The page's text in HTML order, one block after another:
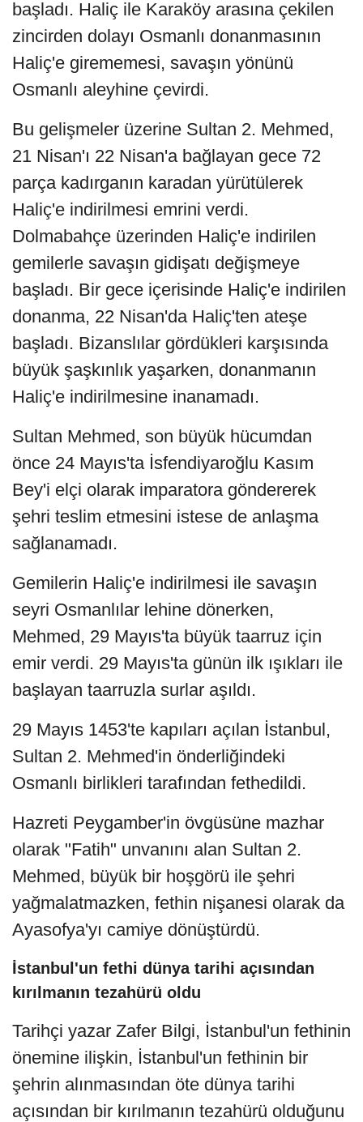
başladı. Haliç ile Karaköy arasına çekilen
zincirden dolayı Osmanlı donanmasının
Haliç'e girememesi, savaşın yönünü
Osmanlı aleyhine çevirdi.
Bu gelişmeler üzerine Sultan 2. Mehmed,
21 Nisan'ı 22 Nisan'a bağlayan gece 72
parça kadırganın karadan yürütülerek
Haliç'e indirilmesi emrini verdi.
Dolmabahçe üzerinden Haliç'e indirilen
gemilerle savaşın gidişatı değişmeye
başladı. Bir gece içerisinde Haliç'e indirilen
donanma, 22 Nisan'da Haliç'ten ateşe
başladı. Bizanslılar gördükleri karşısında
büyük şaşkınlık yaşarken, donanmanın
Haliç'e indirilmesine inanamadı.
Sultan Mehmed, son büyük hücumdan
önce 24 Mayıs'ta İsfendiyaroğlu Kasım
Bey'i elçi olarak imparatora göndererek
şehri teslim etmesini istese de anlaşma
sağlanamadı.
Gemilerin Haliç'e indirilmesi ile savaşın
seyri Osmanlılar lehine dönerken,
Mehmed, 29 Mayıs'ta büyük taarruz için
emir verdi. 29 Mayıs'ta günün ilk ışıkları ile
başlayan taarruzla surlar aşıldı.
29 Mayıs 1453'te kapıları açılan İstanbul,
Sultan 2. Mehmed'in önderliğindeki
Osmanlı birlikleri tarafından fethedildi.
Hazreti Peygamber'in övgüsüne mazhar
olarak "Fatih" unvanını alan Sultan 2.
Mehmed, büyük bir hoşgörü ile şehri
yağmalatmazken, fethin nişanesi olarak da
Ayasofya'yı camiye dönüştürdü.
İstanbul'un fethi dünya tarihi açısından
kırılmanın tezahürü oldu
Tarihçi yazar Zafer Bilgi, İstanbul'un fethinin
önemine ilişkin, İstanbul'un fethinin bir
şehrin alınmasından öte dünya tarihi
açısından bir kırılmanın tezahürü olduğunu